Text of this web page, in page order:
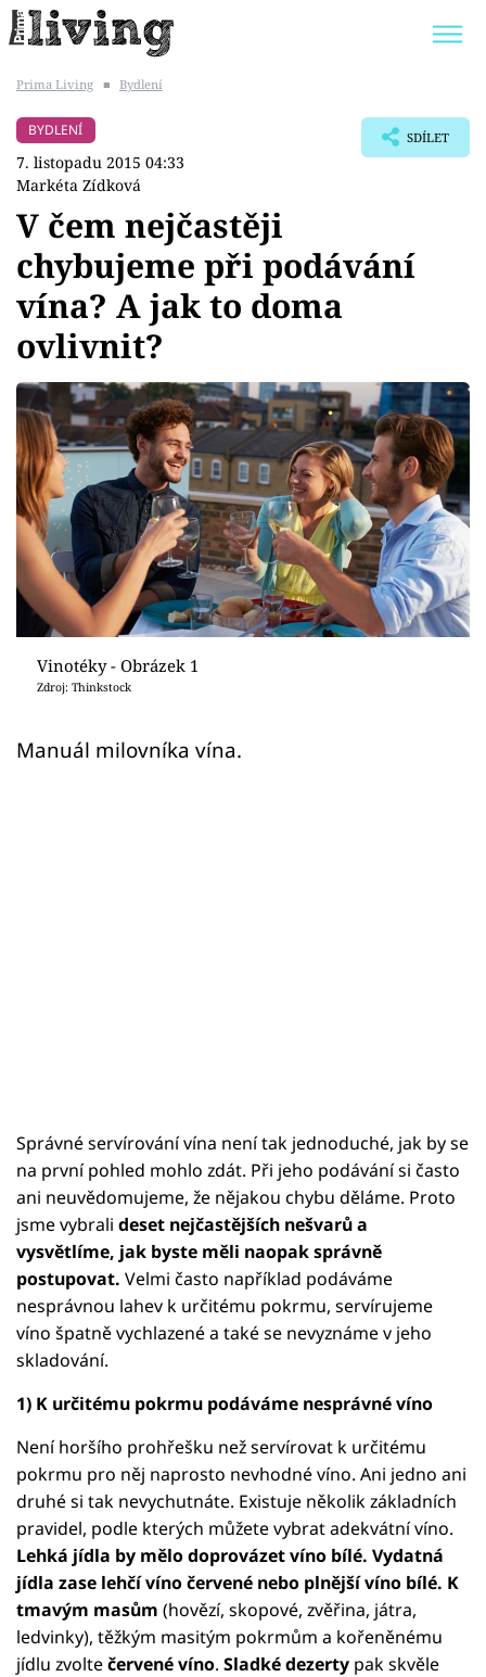
BYDLENÍ SLAVNÝCH
Témata
Bydlení
Zahrada
Design
Sledujte prima+
Přihlášení
Sledujte nás
Prima Living ■ Bydlení
BYDLENÍ
7. listopadu 2015 04:33
Markéta Zídková
SDÍLET
V čem nejčastěji
chybujeme při podávání
vína? A jak to doma
ovlivnit?
Vinotéky - Obrázek 1
Zdroj: Thinkstock
Manuál milovníka vína.
Správné servírování vína není tak jednoduché, jak by se
na první pohled mohlo zdát. Při jeho podávání si často
ani neuvědomujeme, že nějakou chybu děláme. Proto
jsme vybrali deset nejčastějších nešvarů a
vysvětlíme, jak byste měli naopak správně
postupovat. Velmi často například podáváme
nesprávnou lahev k určitému pokrmu, servírujeme
víno špatně vychlazené a také se nevyznáme v jeho
skladování.
1) K určitému pokrmu podáváme nesprávné víno
Není horšího prohřešku než servírovat k určitému
pokrmu pro něj naprosto nevhodné víno. Ani jedno ani
druhé si tak nevychutnáte. Existuje několik základních
pravidel, podle kterých můžete vybrat adekvátní víno.
Lehká jídla by mělo doprovázet víno bílé. Vydatná
jídla zase lehčí víno červené nebo plnější víno bílé. K
tmavým masům (hovězí, skopové, zvěřina, játra,
ledvinky), těžkým masitým pokrmům a kořeněnému
jídlu zvoltečervené víno. Sladké dezerty pak skvěle